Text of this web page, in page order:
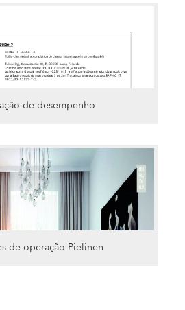
de desempenho
de operação Pielinen